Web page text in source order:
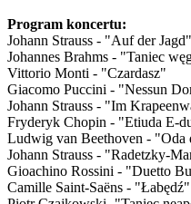
Program koncertu:
Johann Strauss - "Auf der
Johannes Brahms - "Taniec
Vittorio Monti - "Czardasz"
Giacomo Puccini - "Nessun
Johann Strauss - "Im
Fryderyk Chopin - "Etiuda E-
Ludwig van Beethoven - "Oda
Johann Strauss - "Radetzky-
Gioachino Rossini - "Duetto
Camille Saint-Saëns - "Łabędź"